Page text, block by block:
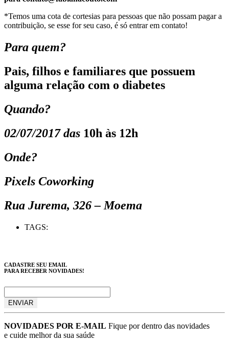
*Temos uma cota de cortesias para pessoas que não possam pagar a
contribuição, se esse for seu caso, é só entrar em contato!
Para quem?
Pais, filhos e familiares que possuem
alguma relação com o diabetes
Quando?
02/07/2017 das 10h às 12h
Onde?
Pixels Coworking
Rua Jurema, 326 – Moema
TAGS:
CADASTRE SEU EMAIL
PARA RECEBER NOVIDADES!
NOVIDADES POR E-MAIL Fique por dentro das novidades
e cuide melhor da sua saúde